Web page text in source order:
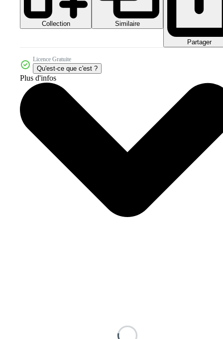
Collection Similaire
Partager
Licence Gratuite
Qu'est-ce que c'est ?
Plus d'infos